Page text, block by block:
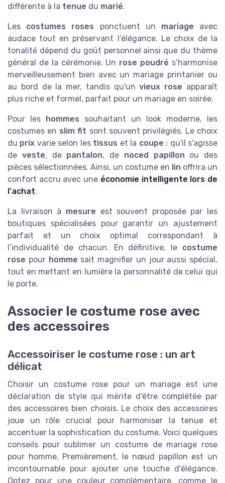
différente à la tenue du marié.
Les costumes roses ponctuent un mariage avec
audace tout en préservant l’élégance. Le choix de la
tonalité dépend du goût personnel ainsi que du thème
général de la cérémonie. Un rose poudré s’harmonise
merveilleusement bien avec un mariage printanier ou
au bord de la mer, tandis qu'unvieux rose apparaît
plus riche et formel, parfait pour un mariage en soirée.
Pour les hommes souhaitant un look moderne, les
costumes en slim fit sont souvent privilégiés. Le choix
du prix varie selon les tissus et la coupe ; qu'il s'agisse
de veste, de pantalon, de noced papillon ou des
pièces sélectionnées. Ainsi, un costume en lin offrira un
confort accru avec une économie intelligente lors de
l'achat.
La livraison à mesure est souvent proposée par les
boutiques spécialisées pour garantir un ajustement
parfait et un choix optimal correspondant à
l’individualité de chacun. En définitive, le costume
rose pour homme sait magnifier un jour aussi spécial,
tout en mettant en lumière la personnalité de celui qui
le porte.
Associer le costume rose avec
des accessoires
Accessoiriser le costume rose : un art
délicat
Choisir un costume rose pour un mariage est une
déclaration de style qui mérite d'être complétée par
des accessoires bien choisis. Le choix des accessoires
joue un rôle crucial pour harmoniser la tenue et
accentuer la sophistication du costume. Voici quelques
conseils pour sublimer un costume de mariage rose
pour homme. Premièrement, le nœud papillon est un
incontournable pour ajouter une touche d'élégance.
Optez pour une couleur complémentaire, comme le